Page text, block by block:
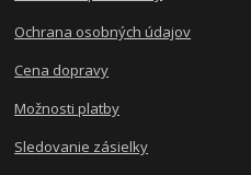
Ochrana osobných údajov
Cena dopravy
Možnosti platby
Sledovanie zásielky